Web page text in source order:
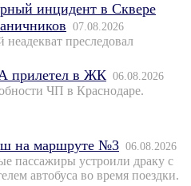
инцидент в Сквере
07.08.2026
неадекват преследовал
прилетел в ЖК 06.08.2026
ЧП в Краснодаре.
на маршруте №3 06.08.2026
пассажиры устроили драку с
автобуса во время поездки.